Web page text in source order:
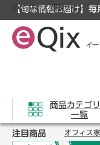
【旬な情報お届け】
のオフィス通販サイト
商品カテゴ
一覧
注目商品 オフィス